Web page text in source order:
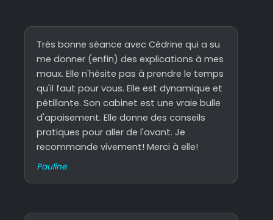
Très bonne séance avec Cédrine qui a su
me donner (enfin) des explications à mes
maux. Elle n'hésite pas à prendre le temps
qu'il faut pour vous. Elle est dynamique et
pétillante. Son cabinet est une vraie bulle
d'apaisement. Elle donne des conseils
pratiques pour aller de l'avant. Je
recommande vivement! Merci à elle!
Pauline